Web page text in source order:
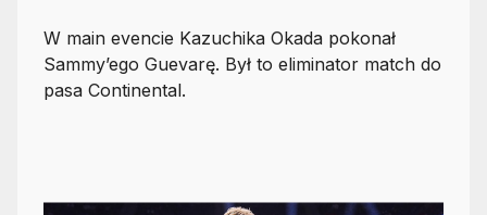
W main evencie Kazuchika Okada pokonał
Sammy’ego Guevarę. Był to eliminator match do
pasa Continental.